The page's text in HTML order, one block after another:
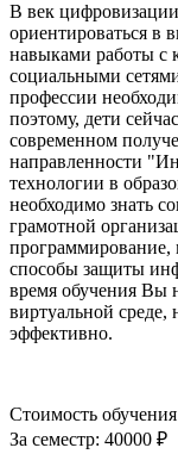
В век
ориентироваться в
навыками работы с
социальными
профессии
поэтому, дети
современном
направленности
технологии в
необходимо знать
грамотной
программирование,
способы защиты
время обучения Вы
виртуальной среде,
эффективно.
Стоимость обучения
За семестр: 40000 ₽